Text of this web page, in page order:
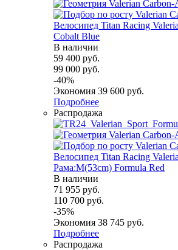
Велосипед Titan Racing
Cobalt Blue
В наличии
59 400 руб.
99 000 руб.
-40%
Экономия 39 600 руб.
Подробнее
Распродажа
Велосипед Titan Racing
Рама:M(53cm) Formula Red
В наличии
71 955 руб.
110 700 руб.
-35%
Экономия 38 745 руб.
Подробнее
Распродажа